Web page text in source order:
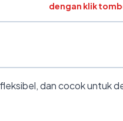
dengan klik
dan cocok untuk